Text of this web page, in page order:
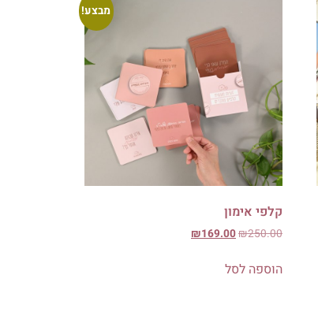
מבצע!
קלפי אימון
₪250.00
₪169.00
הוספה לסל